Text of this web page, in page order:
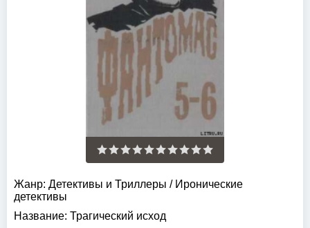
Жанр: Детективы и Триллеры / Иронические
детективы
Название: Трагический исход